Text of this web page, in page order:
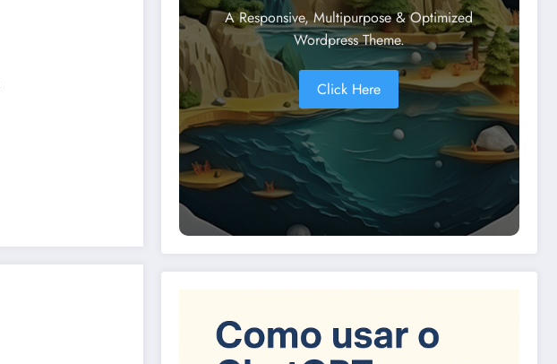
A Responsive, Multipurpose & Optimized
Wordpress Theme.
Click Here